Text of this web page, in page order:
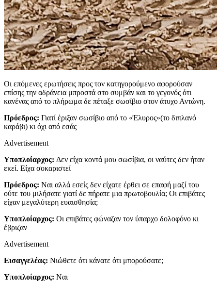
Οι επόμενες ερωτήσεις προς τον κατηγορούμενο αφορούσαν
επίσης την αδράνεια μπροστά στο συμβάν και το γεγονός ότι
κανένας από το πλήρωμα δε πέταξε σωσίβιο στον άτυχο Αντώνη.
Πρόεδρος: Γιατί έριξαν σωσίβιο από το «Έλυρος»(το διπλανό
καράβι) κι όχι από εσάς
Advertisement
Υποπλοίαρχος: Δεν είχα κοντά μου σωσίβια, οι ναύτες δεν ήταν
εκεί. Είχα σοκαριστεί
Πρόεδρος: Ναι αλλά εσείς δεν είχατε έρθει σε επαφή μαζί του
ούτε του μιλήσατε γιατί δε πήρατε μια πρωτοβουλία; Οι επιβάτες
είχαν μεγαλύτερη ευαισθησία;
Υποπλοίαρχος: Οι επιβάτες φώναζαν τον ύπαρχο δολοφόνο κι
έβριζαν
Advertisement
Εισαγγελέας: Νιώθετε ότι κάνατε ότι μπορούσατε;
Υποπλοίαρχος: Ναι